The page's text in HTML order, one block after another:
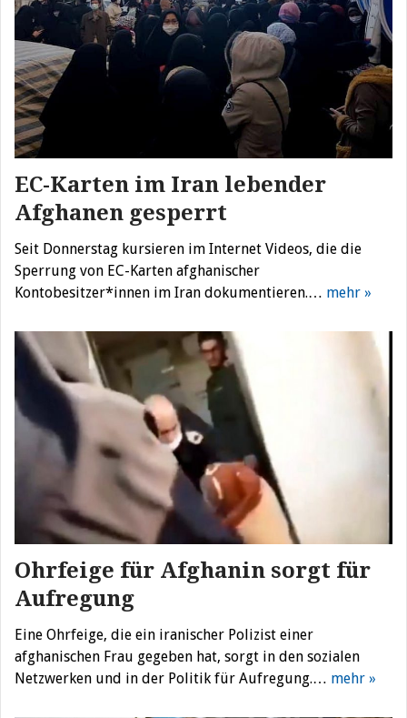
EC-Karten im Iran lebender
Afghanen gesperrt
Seit Donnerstag kursieren im Internet Videos, die die
Sperrung von EC-Karten afghanischer
Kontobesitzer*innen im Iran dokumentieren.… mehr »
Ohrfeige für Afghanin sorgt für
Aufregung
Eine Ohrfeige, die ein iranischer Polizist einer
afghanischen Frau gegeben hat, sorgt in den sozialen
Netzwerken und in der Politik für Aufregung.… mehr »